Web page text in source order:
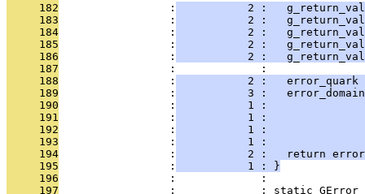
     182
                 :
2 :
     183
                 :
2 :
     184
                 :
2 :
     185
                 :
2 :
     186
                 :
2 :
     187
                 :             :
     188
                 :
2 :   error_quark
     189
                 :
3 :
     190
                 :
1 :
     191
                 :
1 :
     192
                 :
1 :
     193
                 :
1 :
     194
                 :
2 :   return
     195
                 :
           1 : }
     196
                 :             :
     197
:             : static GError